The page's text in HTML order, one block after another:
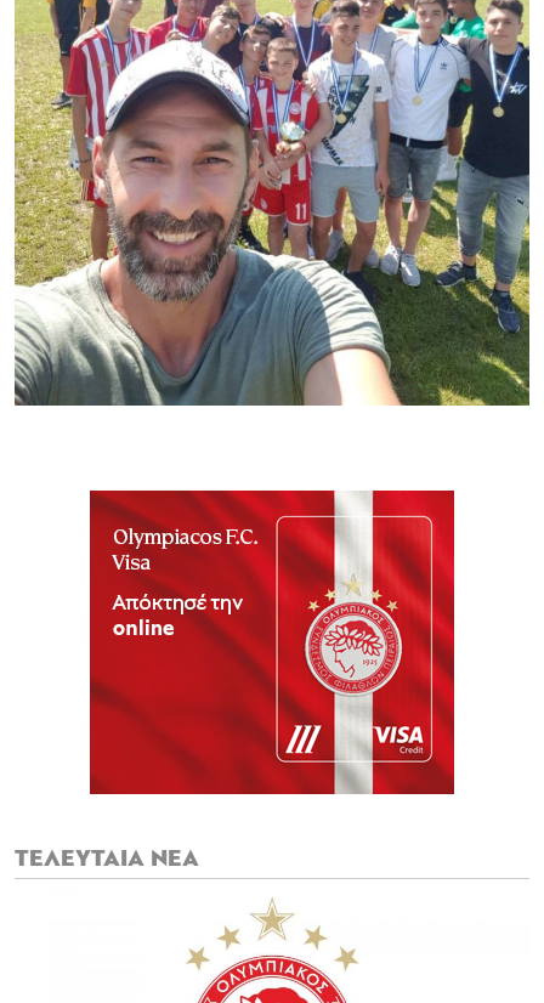
ΤΕΛΕΥΤΑΙΑ ΝΕΑ